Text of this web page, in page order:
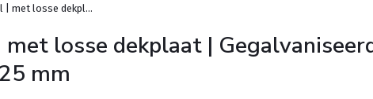
| met losse dekpl...
losse dekplaat |
mm